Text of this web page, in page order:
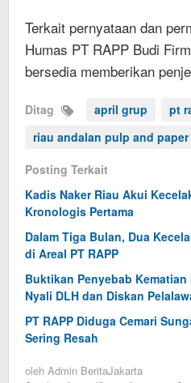
Terkait pernyataan dan
Humas PT RAPP Budi
bersedia memberikan
Ditag april grup pt
riau andalan pulp and paper
Posting Terkait
Kadis Naker Riau Akui
Kronologis Pertama
Dalam Tiga Bulan, Dua
di Areal PT RAPP
Buktikan Penyebab Kematian
Nyali DLH dan Diskan
PT RAPP Diduga Cemari
Sering Resah
oleh Admin BeritaJakarta